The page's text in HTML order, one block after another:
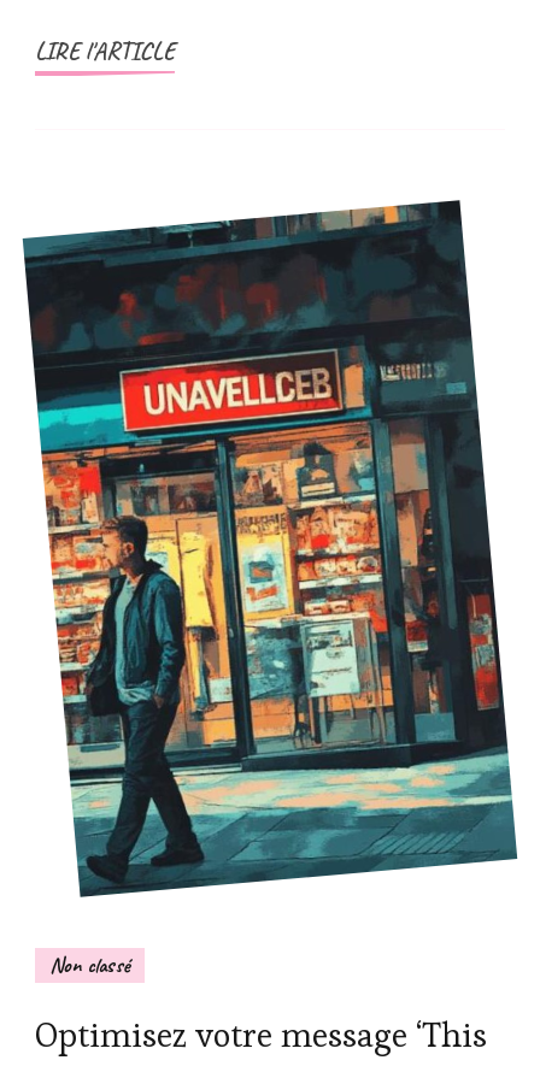
LIRE l'ARTICLE
Non classé
Optimisez votre message ‘This